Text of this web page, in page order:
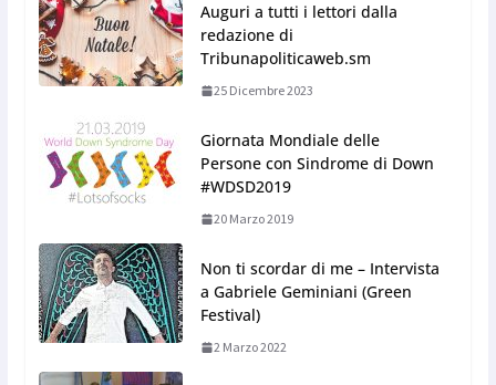
Auguri a tutti i lettori dalla
redazione di
Tribunapoliticaweb.sm
25 Dicembre 2023
Giornata Mondiale delle
Persone con Sindrome di Down
#WDSD2019
20 Marzo 2019
Non ti scordar di me – Intervista
a Gabriele Geminiani (Green
Festival)
2 Marzo 2022